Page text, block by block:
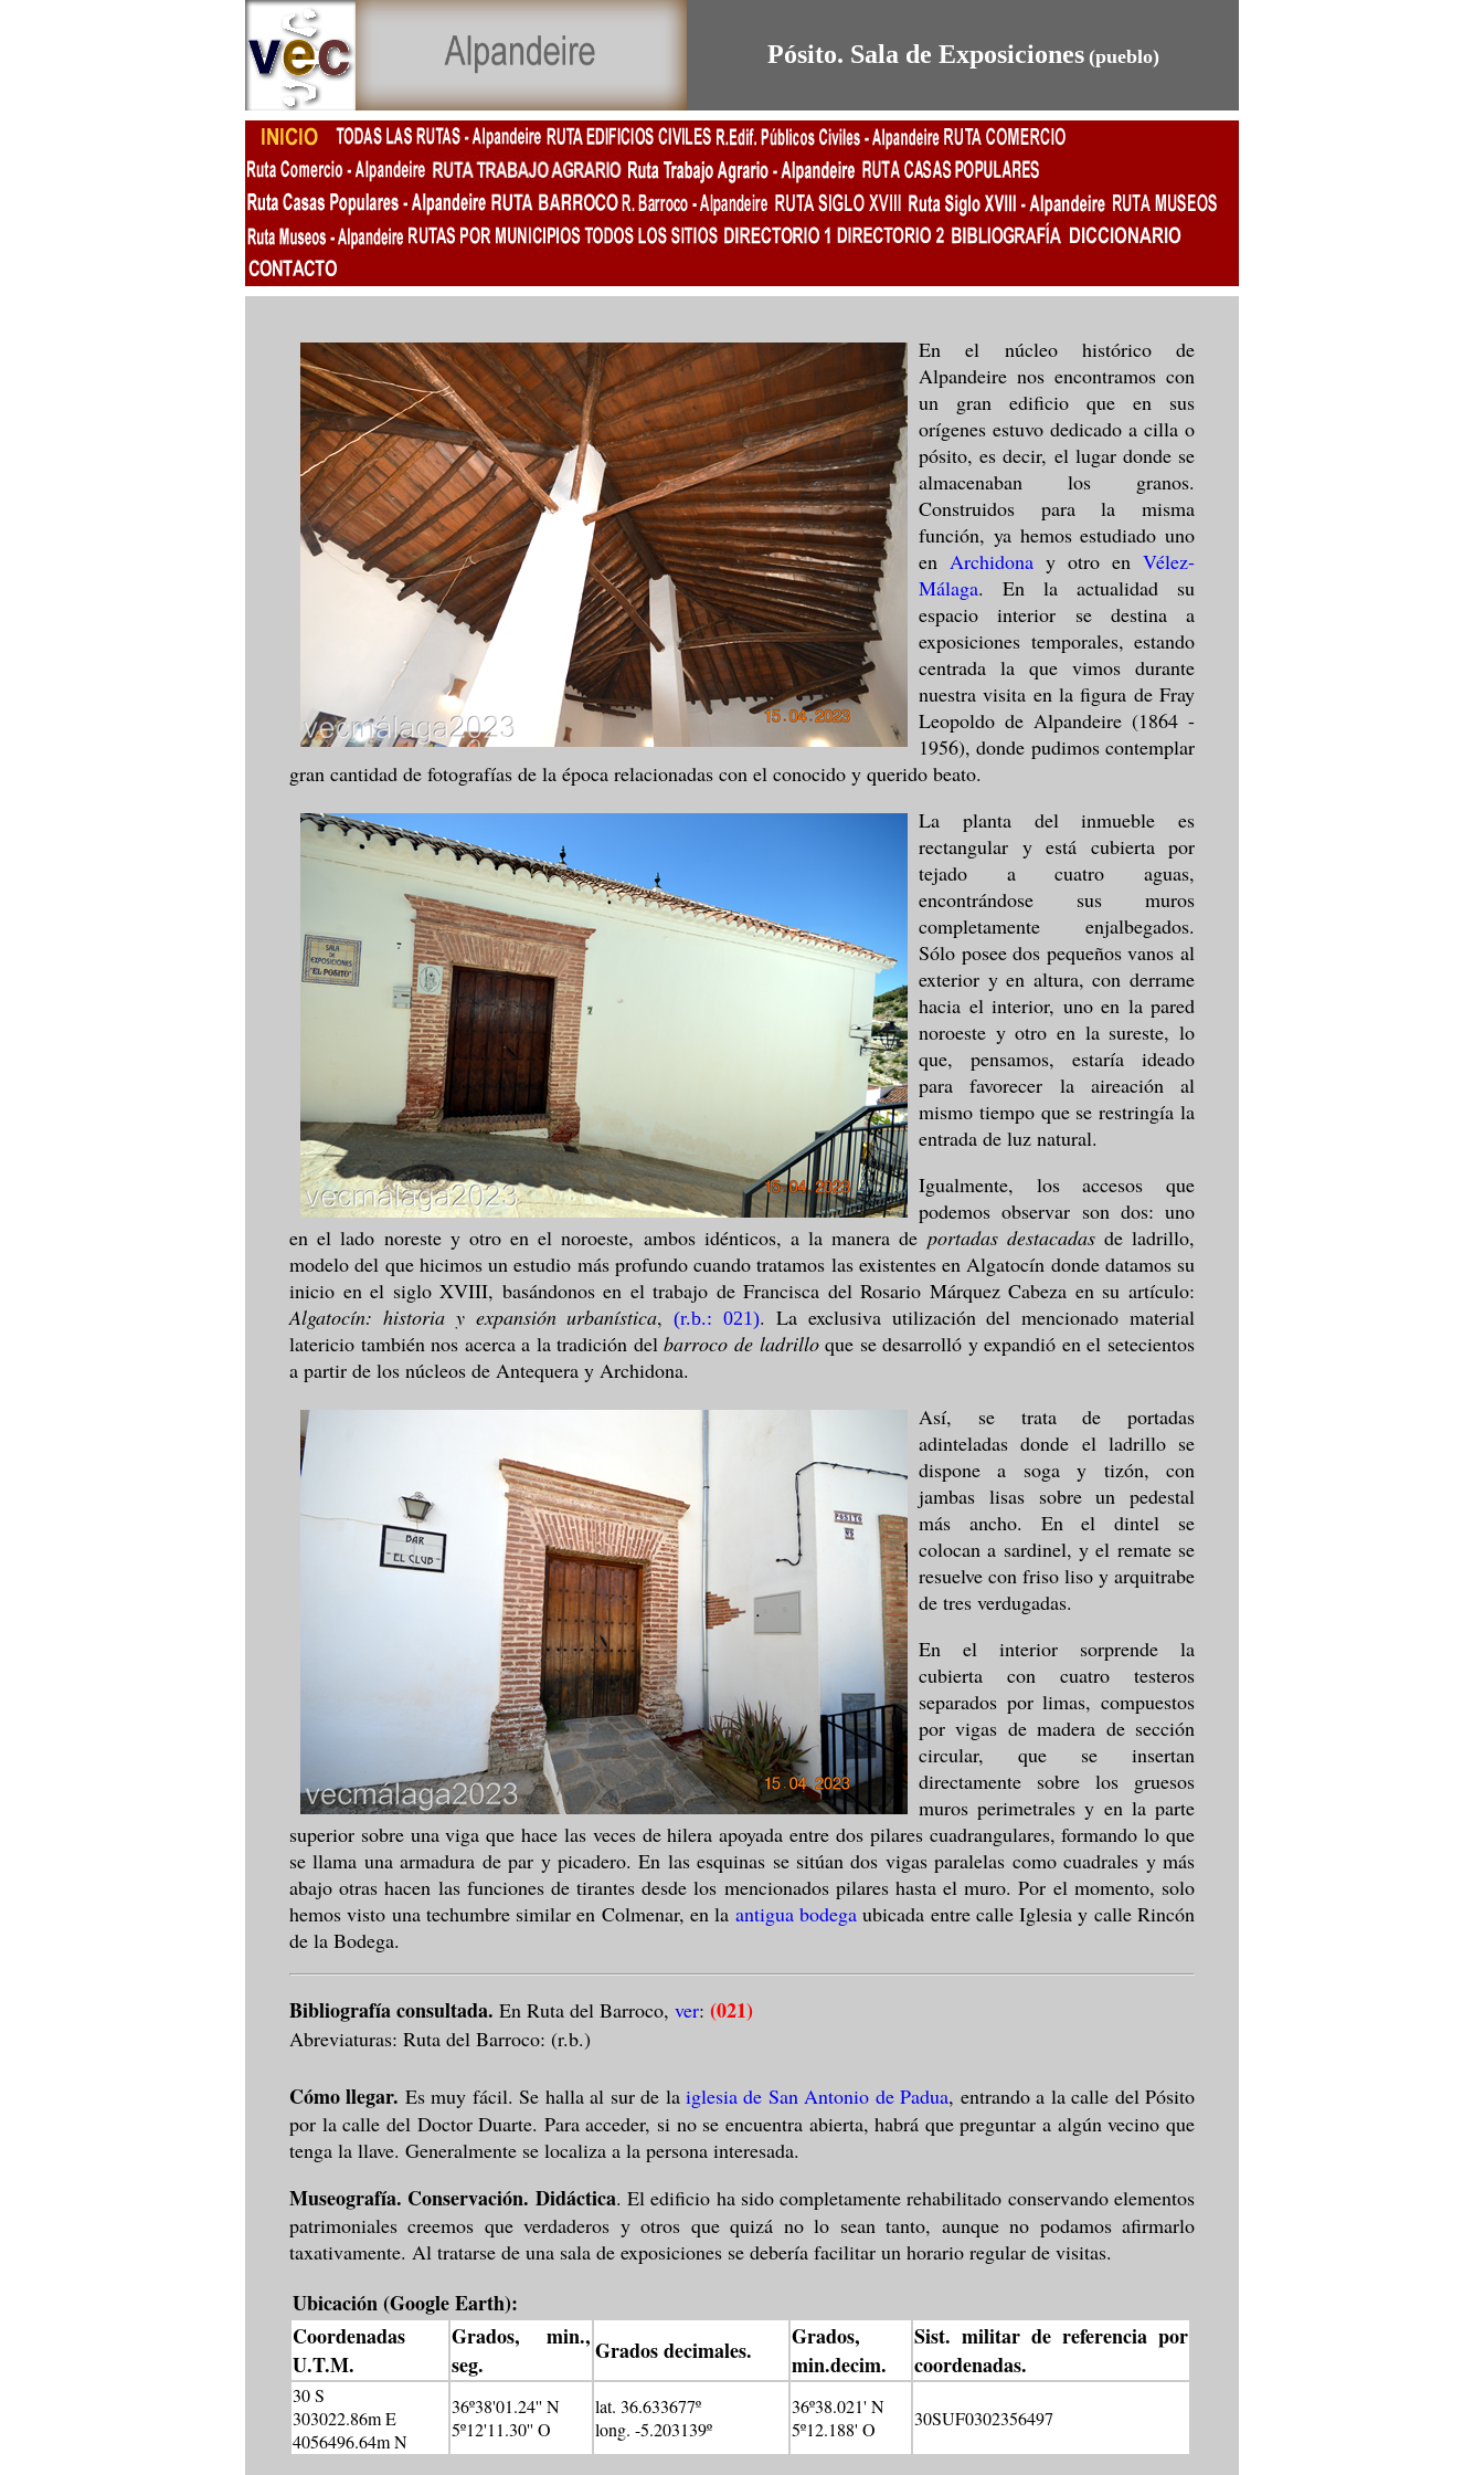
Pósito. Sala de Exposiciones (pueblo)
En el núcleo histórico de
Alpandeire nos encontramos con
un gran edificio que en sus
orígenes estuvo dedicado a cilla o
pósito, es decir, el lugar donde se
almacenaban los granos.
Construidos para la misma
función, ya hemos estudiado uno
en Archidona y otro en Vélez-
Málaga. En la actualidad su
espacio interior se destina a
exposiciones temporales, estando
centrada la que vimos durante
nuestra visita en la figura de Fray
Leopoldo de Alpandeire (1864 -
1956), donde pudimos contemplar
gran cantidad de fotografías de la época relacionadas con el conocido y querido beato.
La planta del inmueble es
rectangular y está cubierta por
tejado a cuatro aguas,
encontrándose sus muros
completamente enjalbegados.
Sólo posee dos pequeños vanos al
exterior y en altura, con derrame
hacia el interior, uno en la pared
noroeste y otro en la sureste, lo
que, pensamos, estaría ideado
para favorecer la aireación al
mismo tiempo que se restringía la
entrada de luz natural.
Igualmente, los accesos que
podemos observar son dos: uno
en el lado noreste y otro en el noroeste, ambos idénticos, a la manera de portadas destacadasde ladrillo,
modelo del que hicimos un estudio más profundo cuando tratamos las existentes en Algatocín donde datamos su
inicio en el siglo XVIII, basándonos en el trabajo de Francisca del Rosario Márquez Cabeza en su artículo:
Algatocín: historia y expansión urbanística,(r.b.: 021). La exclusiva utilización del mencionado material
latericio también nos acerca a la tradición delbarroco de ladrilloque se desarrolló y expandió en el setecientos
a partir de los núcleos de Antequera y Archidona.
Así, se trata de portadas
adinteladas donde el ladrillo se
dispone a soga y tizón, con
jambas lisas sobre un pedestal
más ancho. En el dintel se
colocan a sardinel, y el remate se
resuelve con friso liso y arquitrabe
de tres verdugadas.
En el interior sorprende la
cubierta con cuatro testeros
separados por limas, compuestos
por vigas de madera de sección
circular, que se insertan
directamente sobre los gruesos
muros perimetrales y en la parte
superior sobre una viga que hace las veces de hilera apoyada entre dos pilares cuadrangulares, formando lo que
se llama una armadura de par y picadero. En las esquinas se sitúan dos vigas paralelas como cuadrales y más
abajo otras hacen las funciones de tirantes desde los mencionados pilares hasta el muro. Por el momento, solo
hemos visto una techumbre similar en Colmenar, en la antigua bodegaubicada entre calle Iglesia y calle Rincón
de la Bodega.
Bibliografía consultada. En Ruta del Barroco, ver: (021)
Abreviaturas: Ruta del Barroco: (r.b.)
Cómo llegar. Es muy fácil. Se halla al sur de laiglesia de San Antonio de Padua, entrando a la calle del Pósito
por la calle del Doctor Duarte. Para acceder, si no se encuentra abierta, habrá que preguntar a algún vecino que
tenga la llave. Generalmente se localiza a la persona interesada.
Museografía. Conservación. Didáctica. El edificio ha sido completamente rehabilitado conservando elementos
patrimoniales creemos que verdaderos y otros que quizá no lo sean tanto, aunque no podamos afirmarlo
taxativamente. Al tratarse de una sala de exposiciones se debería facilitar un horario regular de visitas.
Ubicación (Google Earth):
Coordenadas
U.T.M.
Grados, min.,
seg.
Grados decimales.
Grados,
min.decim.
Sist. militar de referencia por
coordenadas.
30 S
303022.86m E
4056496.64m N
36º38'01.24'' N
5º12'11.30'' O
lat. 36.633677º
long. -5.203139º
36º38.021' N
5º12.188' O
30SUF0302356497